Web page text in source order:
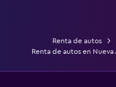
Renta de autos
Renta de autos en Nueva